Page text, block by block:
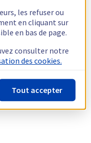
les refuser ou
en cliquant sur
en bas de page.
consulter notre
des cookies.
Tout accepter